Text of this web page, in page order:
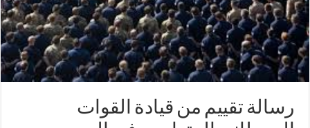
رسالة تقييم من قيادة القوات